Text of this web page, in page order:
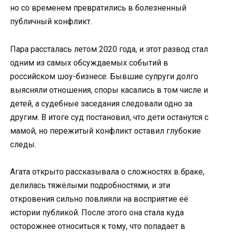
но со временем превратились в болезненный
публичный конфликт.
Пара рассталась летом 2020 года, и этот развод стал
одним из самых обсуждаемых событий в
российском шоу-бизнесе. Бывшие супруги долго
выясняли отношения, споры касались в том числе и
детей, а судебные заседания следовали одно за
другим. В итоге суд постановил, что дети останутся с
мамой, но пережитый конфликт оставил глубокие
следы.
Агата открыто рассказывала о сложностях в браке,
делилась тяжёлыми подробностями, и эти
откровения сильно повлияли на восприятие её
истории публикой. После этого она стала куда
осторожнее относиться к тому, что попадает в